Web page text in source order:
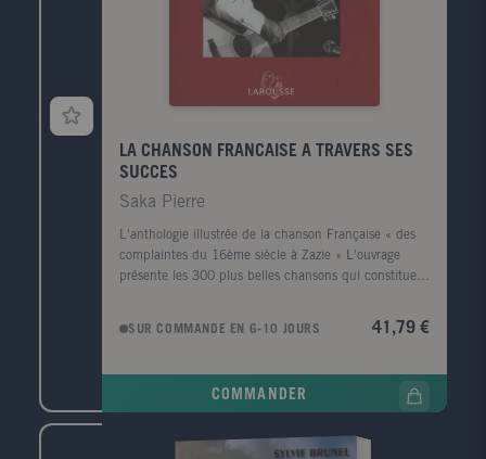
LA CHANSON FRANCAISE A TRAVERS SES
SUCCES
Saka Pierre
L'anthologie illustrée de la chanson Française « des
complaintes du 16ème siècle à Zazie » L'ouvrage
présente les 300 plus belles chansons qui constituent
comporte une introduction puis une vingtaine de
chansons classées chronologiquement, chacune étant
avec en moyenne 4 chansons par année. Un index
supplémentaires couvrent la période 1996-1999, avec
SUR COMMANDE EN 6-10 JOURS 41,79 €
COMMANDER